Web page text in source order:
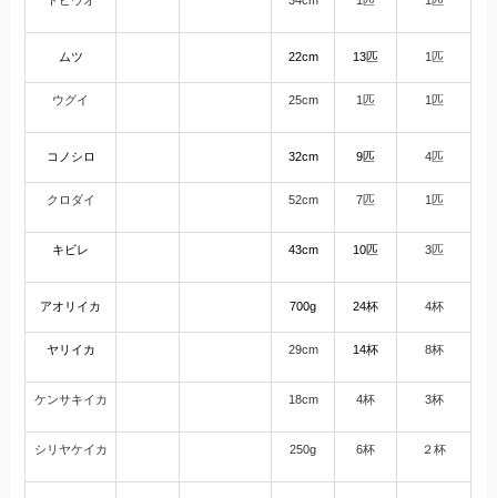
ムツ 22cm 13匹 1匹
ウグイ 25cm 1匹 1匹
コノシロ 32cm 9匹 4匹
クロダイ 52cm 7匹 1匹
キビレ 43cm 10匹 3匹
アオリイカ 700g 24杯 4杯
ヤリイカ 29cm 14杯 8杯
ケンサキイカ 18cm 4杯 3杯
シリヤケイカ 250g 6杯 ２杯